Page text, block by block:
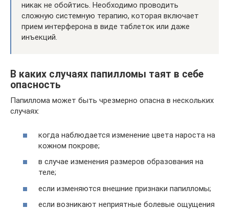
никак не обойтись. Необходимо проводить
сложную системную терапию, которая включает
прием интерферона в виде таблеток или даже
инъекций.
В каких случаях папилломы таят в себе
опасность
Папиллома может быть чрезмерно опасна в нескольких
случаях:
когда наблюдается изменение цвета нароста на
кожном покрове;
в случае изменения размеров образования на
теле;
если изменяются внешние признаки папилломы;
если возникают неприятные болевые ощущения